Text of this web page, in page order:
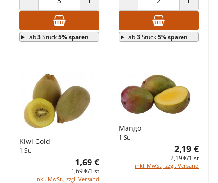
ANZAHL VERRINGERN ANZAHL ERHÖHEN
ab3Stück5% sparen
ANZAHL VERRINGERN ANZAHL
ab3Stück5% sparen
Kiwi Gold
1 St.
1,69 €
1,69 €/1 st
inkl. MwSt., zzgl. Versand
Mango
1 St.
2,19 €
2,19 €/1 st
inkl. MwSt., zzgl. Versand